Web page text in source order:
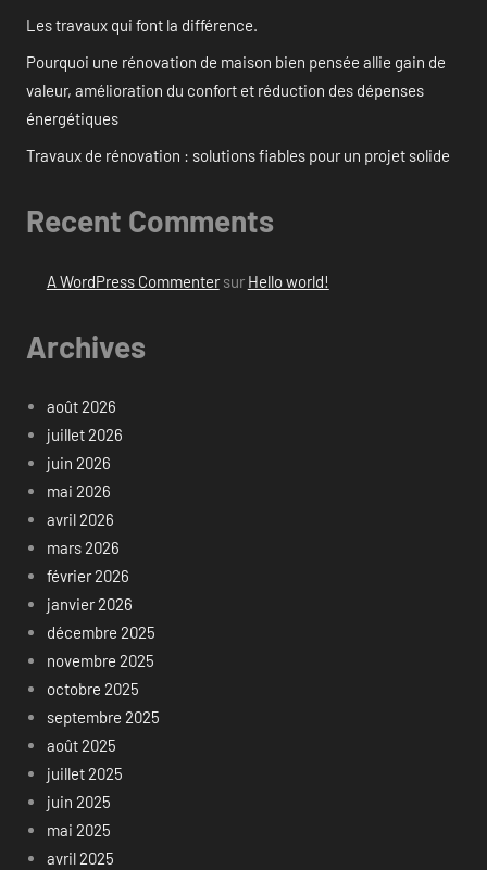
Les travaux qui font la différence.
Pourquoi une rénovation de maison bien pensée allie gain de
valeur, amélioration du confort et réduction des dépenses
énergétiques
Travaux de rénovation : solutions fiables pour un projet solide
Recent Comments
A WordPress Commentersur Hello world!
Archives
août 2026
juillet 2026
juin 2026
mai 2026
avril 2026
mars 2026
février 2026
janvier 2026
décembre 2025
novembre 2025
octobre 2025
septembre 2025
août 2025
juillet 2025
juin 2025
mai 2025
avril 2025